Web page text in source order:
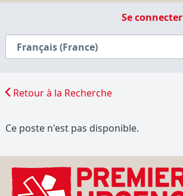
Se connecter
Retour à la Recherche
Ce poste n'est pas disponible.